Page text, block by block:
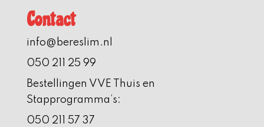
Contact
info@bereslim.nl
050 211 25 99
Bestellingen VVE Thuis en
Stapprogramma’s:
050 211 57 37